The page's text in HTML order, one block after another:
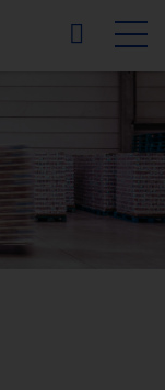
EN DE